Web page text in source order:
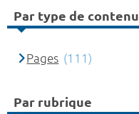
Par type de contenu
Pages (111)
Par rubrique